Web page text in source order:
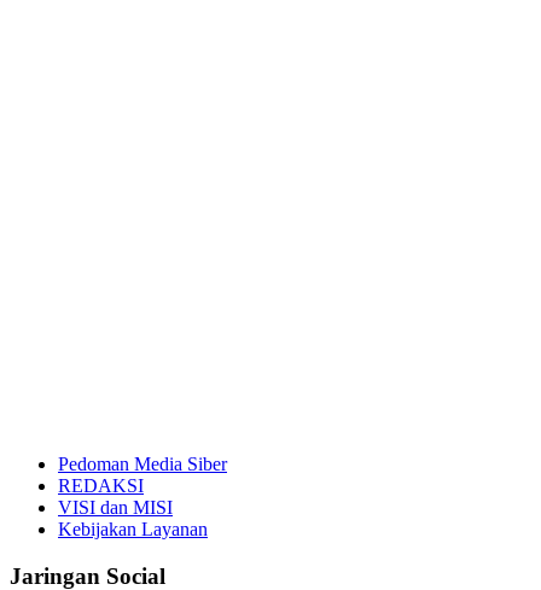
Pedoman Media Siber
REDAKSI
VISI dan MISI
Kebijakan Layanan
Jaringan Social